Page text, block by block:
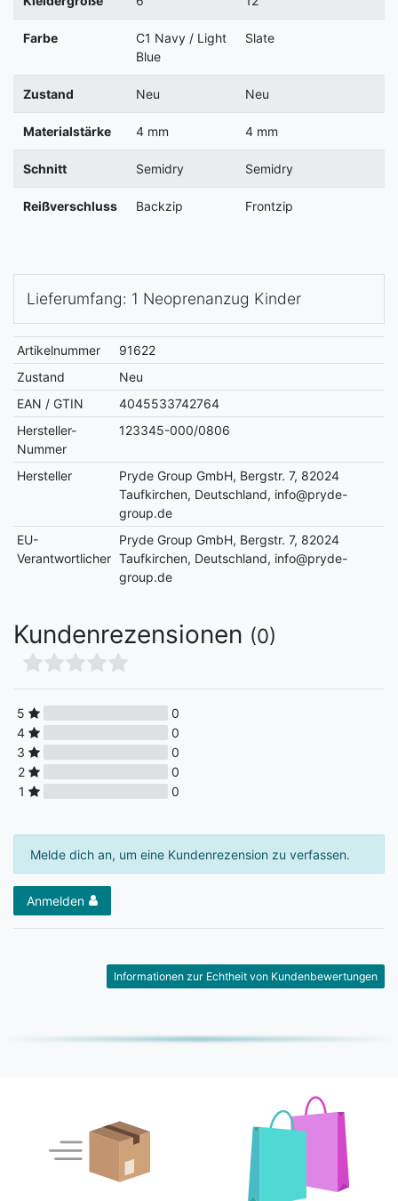
Farbe
C1 Navy / Light
Blue
Slate
Zustand Neu Neu
Materialstärke 4 mm 4 mm
Schnitt Semidry Semidry
Reißverschluss Backzip Frontzip
Lieferumfang: 1 Neoprenanzug Kinder
Artikelnummer
91622
Zustand
Neu
EAN / GTIN
4045533742764
Hersteller-
Nummer
123345-000/0806
Hersteller
Pryde Group GmbH, Bergstr. 7, 82024
Taufkirchen, Deutschland, info@pryde-
group.de
EU-
Verantwortlicher
Pryde Group GmbH, Bergstr. 7, 82024
Taufkirchen, Deutschland, info@pryde-
group.de
Kundenrezensionen (0)
5
0
4
0
3
0
2
0
1
0
Melde dich an, um eine Kundenrezension zu verfassen.
Anmelden
Informationen zur Echtheit von Kundenbewertungen